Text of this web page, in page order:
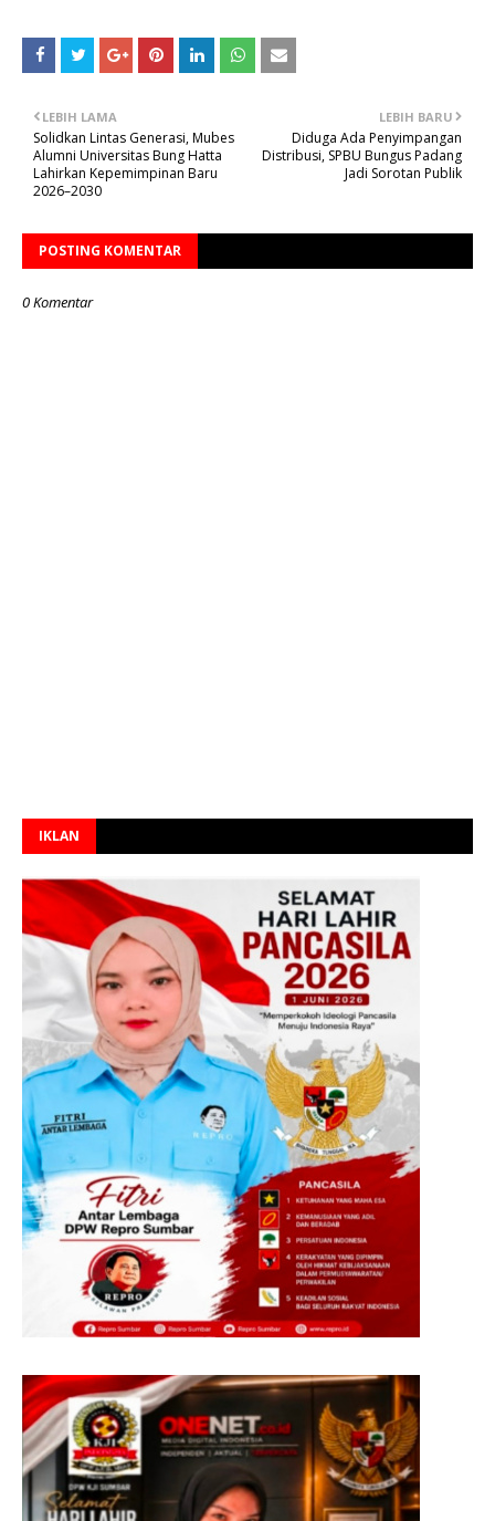
LEBIH BARU
Diduga Ada Penyimpangan
Distribusi, SPBU Bungus Padang
Jadi Sorotan Publik
LEBIH LAMA
Solidkan Lintas Generasi, Mubes
Alumni Universitas Bung Hatta
Lahirkan Kepemimpinan Baru
2026–2030
POSTING KOMENTAR
0 Komentar
IKLAN